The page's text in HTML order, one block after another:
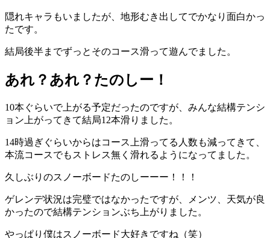
隠れキャラもいましたが、地形むき出してでかなり面白かっ
たです。
結局後半までずっとそのコース滑って遊んでました。
あれ？あれ？たのしー！
10本ぐらいで上がる予定だったのですが、みんな結構テンシ
ョン上がってきて結局12本滑りました。
14時過ぎぐらいからはコース上滑ってる人数も減ってきて、
本流コースでもストレス無く滑れるようになってました。
久しぶりのスノーボードたのしーーー！！！
ゲレンデ状況は完璧ではなかったですが、メンツ、天気が良
かったので結構テンションぶち上がりました。
やっぱり僕はスノーボード大好きですね（笑）